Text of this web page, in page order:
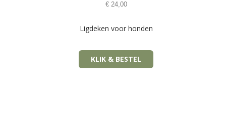
€24,00
Ligdeken voor honden
KLIK & BESTEL